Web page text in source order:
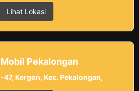
Lihat Lokasi
Pekalongan
47, Kergon, Kec. Pekalongan,